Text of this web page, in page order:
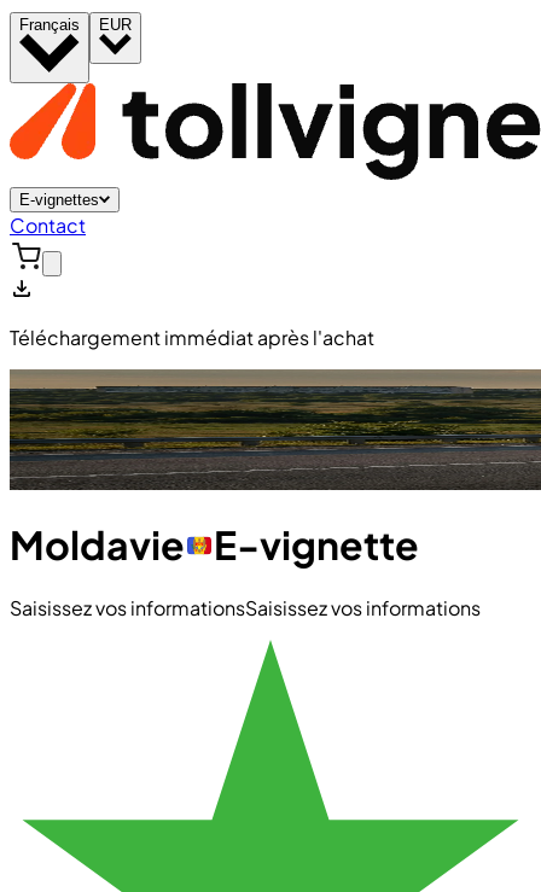
Français EUR
E-vignettes
Contact
Téléchargement immédiat après l'achat
Moldavie E-vignette
Saisissez vos informationsSaisissez vos informations